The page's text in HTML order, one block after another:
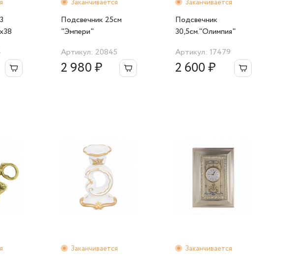
Заканчивается
Подсвечник 25cм
"Эмпери"
Артикул: 20845
2 980 ₽
Заканчивается
Подсвечник
30,5cм."Олимпия"
Артикул: 17479
2 600 ₽
Заканчивается Заканчивается